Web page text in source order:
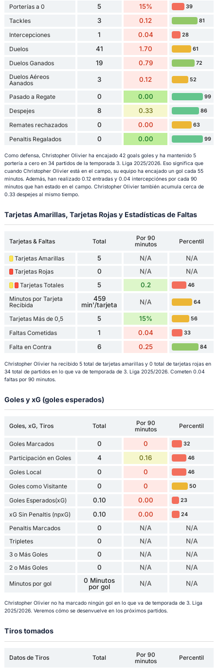
Porterías a 0 5 15% 39
Tackles 3 0.12 81
Intercepciones 1 0.04 28
Duelos 41 1.70 61
Duelos Ganados 19 0.79 72
Duelos Aéreos
Aanados
3 0.12 52
Pasado a Regate 0 0.00 99
Despejes 8 0.33 86
Remates rechazados 0 0.00 63
Penaltis Regalados 0 0.00 99
Como defensa, Christopher Olivier ha encajado 42 goals goles y ha mantenido 5
portería a cero en 34 partidos de la temporada 3. Liga 2025/2026. Eso significa que
cuando Christopher Olivier está en el campo, su equipo ha encajado un gol cada 55
minutos. Además, han realizado 0.12 entradas y 0.04 intercepciónes por cada 90
minutos que han estado en el campo. Christopher Olivier también acumula cerca de
0.33 despejes al mismo tiempo.
Tarjetas Amarillas, Tarjetas Rojas y Estadísticas de Faltas
Tarjetas & Faltas Total
Por 90
minutos
Percentil
Tarjetas Amarillas 5 N/A N/A
Tarjetas Rojas 0 N/A N/A
Tarjetas Totales 5 0.2 46
Minutos por Tarjeta
Recibida
459
min'/tarjeta
N/A 64
Tarjetas Más de 0,5 5 15% 56
Faltas Cometidas 1 0.04 33
Falta en Contra 6 0.25 84
Christopher Olivier ha recibido 5 total de tarjetas amarillas y 0 total de tarjetas rojas en
34 total de partidos en lo que va de temporada de 3. Liga 2025/2026. Cometen 0.04
faltas por 90 minutos.
Goles y xG (goles esperados)
Goles, xG, Tiros Total
Por 90
minutos
Percentil
Goles Marcados 0 0 32
Participación en Goles 4 0.16 46
Goles Local 0 0 46
Goles como Visitante 0 0 50
Goles Esperados(xG) 0.10 0.00 23
xG Sin Penaltis (npxG) 0.10 0.00 24
Penaltis Marcados 0 N/A N/A
Tripletes 0 N/A N/A
3 o Más Goles 0 N/A N/A
2 o Más Goles 0 N/A N/A
Minutos por gol
0 Minutos
por gol
N/A N/A
Christopher Olivier no ha marcado ningún gol en lo que va de temporada de 3. Liga
2025/2026. Veremos cómo se desenvuelve en los próximos partidos.
Tiros tomados
Datos de Tiros Total
Por 90
minutos
Percentil